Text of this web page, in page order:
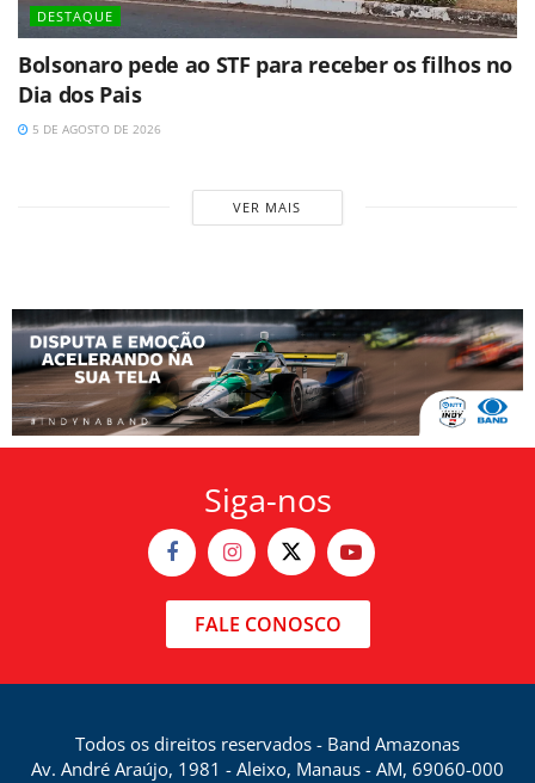
DESTAQUE
Bolsonaro pede ao STF para receber os filhos no
Dia dos Pais
5 DE AGOSTO DE 2026
VER MAIS
Siga-nos
FALE CONOSCO
Todos os direitos reservados - Band Amazonas
Av. André Araújo, 1981 - Aleixo, Manaus - AM, 69060-000